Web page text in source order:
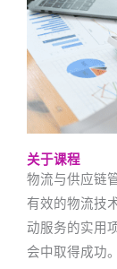
关于课程
物流与供应链
有效的物流技
动服务的实用
会中取得成功。